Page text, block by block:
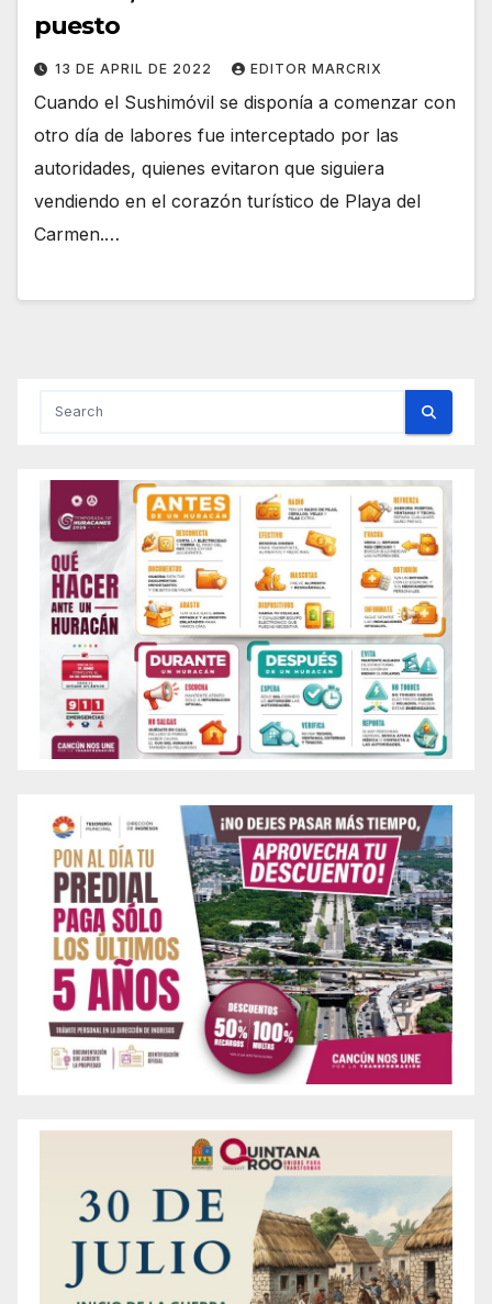
puesto
13 DE APRIL DE 2022 EDITOR MARCRIX
Cuando el Sushimóvil se disponía a comenzar con
otro día de labores fue interceptado por las
autoridades, quienes evitaron que siguiera
vendiendo en el corazón turístico de Playa del
Carmen.…